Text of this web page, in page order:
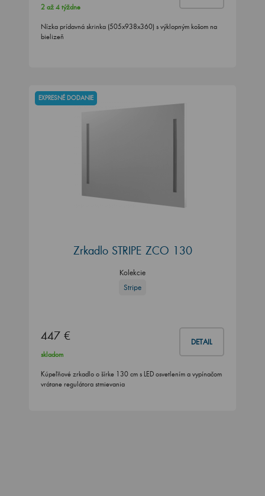
2 až 4 týždne
Nízka prídavná skrinka (505x938x360) s výklopným košom na
bielizeň
EXPRESNÉ DODANIE
Zrkadlo STRIPE ZCO 130
Kolekcie
Stripe
447 € DETAIL
skladom
Kúpeľňové zrkadlo o šírke 130 cm s LED osvetlením a vypínačom
vrátane regulátora stmievania